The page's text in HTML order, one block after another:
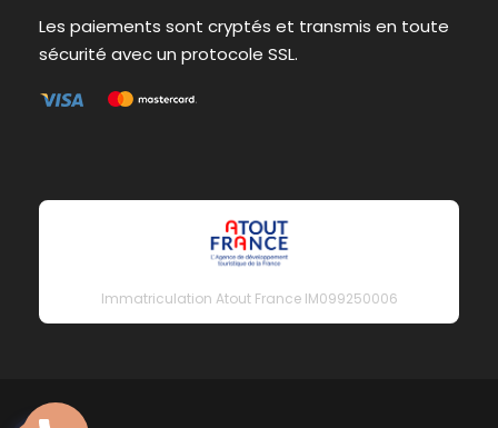
Les paiements sont cryptés et transmis en toute
sécurité avec un protocole SSL.
Immatriculation Atout France IM099250006